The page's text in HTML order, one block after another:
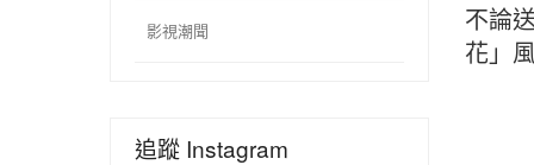
不論
花」
影視潮聞
追蹤 Instagram